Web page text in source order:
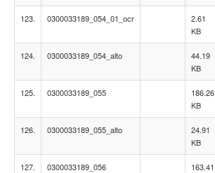
123. 0300033189_054_01_ocr
2.61
KB
124. 0300033189_054_alto
44.19
KB
125. 0300033189_055
186.26
KB
126. 0300033189_055_alto
24.91
KB
127. 0300033189_056
163.41